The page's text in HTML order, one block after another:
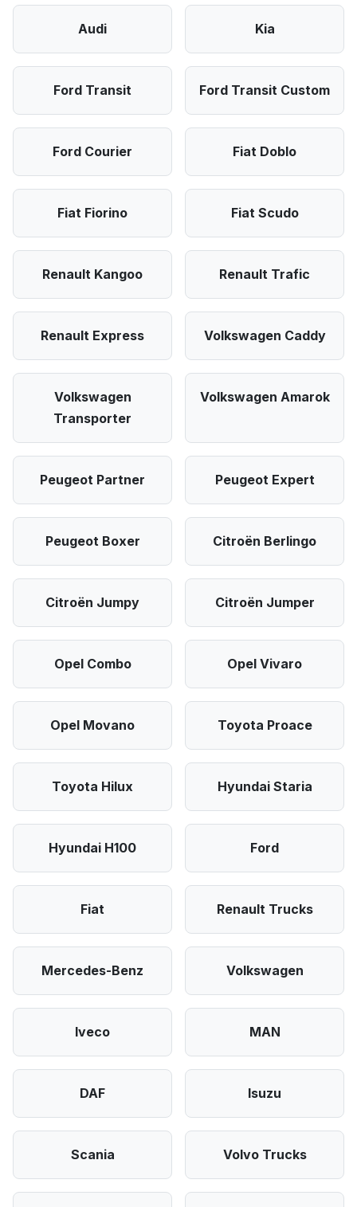
Audi Kia
Ford Transit Ford Transit Custom
Ford Courier Fiat Doblo
Fiat Fiorino Fiat Scudo
Renault Kangoo Renault Trafic
Renault Express Volkswagen Caddy
Volkswagen
Transporter
Volkswagen Amarok
Peugeot Partner Peugeot Expert
Peugeot Boxer Citroën Berlingo
Citroën Jumpy Citroën Jumper
Opel Combo Opel Vivaro
Opel Movano Toyota Proace
Toyota Hilux Hyundai Staria
Hyundai H100 Ford
Fiat Renault Trucks
Mercedes-Benz Volkswagen
Iveco MAN
DAF Isuzu
Scania Volvo Trucks